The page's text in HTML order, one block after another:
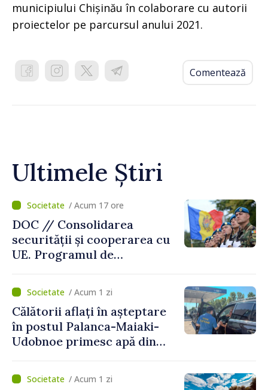
municipiului Chișinău în colaborare cu autorii
proiectelor pe parcursul anului 2021.
Comentează
Ultimele Știri
/ Acum 17 ore
DOC // Consolidarea
securității și cooperarea cu
UE. Programul de
Naționale de Apărare pentru
perioada 2024–2034,
publicat în Monitorul Oficial
/ Acum 1 zi
Călătorii aflați în așteptare
în postul Palanca-Maiaki-
Udobnoe primesc apă din
și a polițiștilor de frontieră
/ Acum 1 zi